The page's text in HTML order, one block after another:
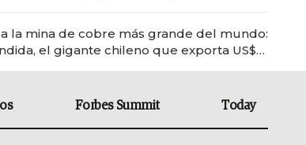
a la mina de cobre más grande del mundo:
el gigante chileno que exporta US$
Forbes Summit Today